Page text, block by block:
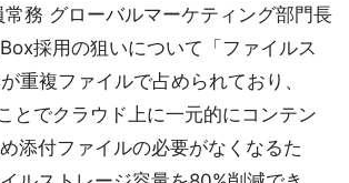
務 グローバルマーケティング部門長
採用の狙いについて「ファイルス
重複ファイルで占められており、
とでクラウド上に一元的にコンテン
添付ファイルの必要がなくなるた